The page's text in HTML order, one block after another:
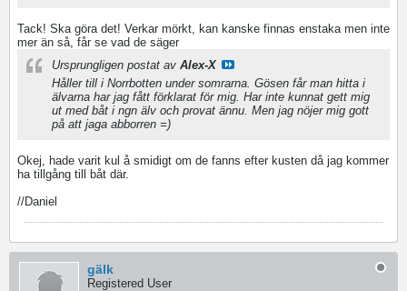
Tack! Ska göra det! Verkar mörkt, kan kanske finnas enstaka men inte
mer än så, får se vad de säger
Ursprungligen postat av Alex-X
Håller till i Norrbotten under somrarna. Gösen får man hitta i
älvarna har jag fått förklarat för mig. Har inte kunnat gett mig
ut med båt i ngn älv och provat ännu. Men jag nöjer mig gott
på att jaga abborren =)
Okej, hade varit kul å smidigt om de fanns efter kusten då jag kommer
ha tillgång till båt där.
//Daniel
gälk
Registered User